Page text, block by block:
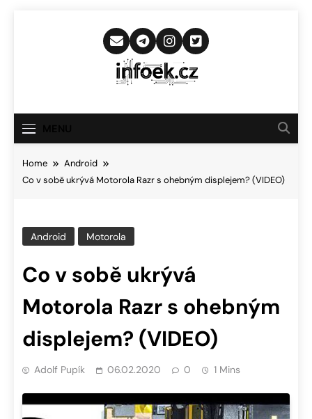
Infoek.cz
Novinkám
Home
Android
Co v sobě ukrývá Motorola Razr s ohebným displejem? (VIDEO)
Android Motorola
Co v sobě ukrývá
Motorola Razr s ohebným
displejem? (VIDEO)
Adolf Pupík 06.02.2020 0 1 Mins